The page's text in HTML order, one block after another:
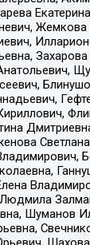
Жемкова
Шуманов